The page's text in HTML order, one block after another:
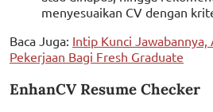
menyesuaikan CV dengan
Baca Juga: Intip Kunci Jawabannya,
Pekerjaan Bagi Fresh Graduate
EnhanCV Resume Checker